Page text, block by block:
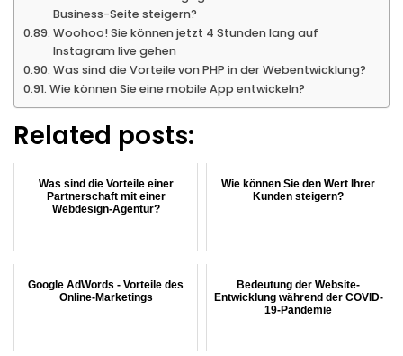
Business-Seite steigern?
Woohoo! Sie können jetzt 4 Stunden lang auf
Instagram live gehen
Was sind die Vorteile von PHP in der Webentwicklung?
Wie können Sie eine mobile App entwickeln?
Related posts:
Was sind die Vorteile einer
Partnerschaft mit einer
Webdesign-Agentur?
Wie können Sie den Wert Ihrer
Kunden steigern?
Google AdWords - Vorteile des
Online-Marketings
Bedeutung der Website-
Entwicklung während der COVID-
19-Pandemie